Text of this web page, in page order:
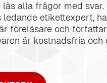
alla frågor med svar.
ledande etikettexpert,
föreläsare och
är kostnadsfria och